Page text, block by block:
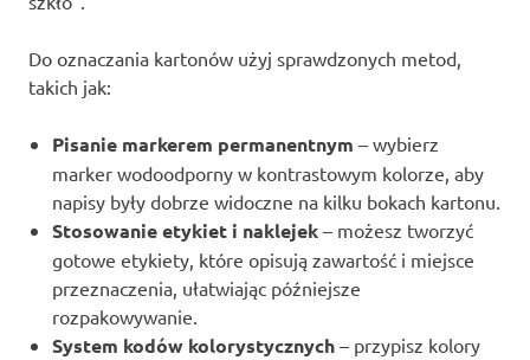
Do oznaczania kartonów użyj sprawdzonych metod,
takich jak:
Pisanie markerem permanentnym – wybierz
marker wodoodporny w kontrastowym kolorze, aby
napisy były dobrze widoczne na kilku bokach kartonu.
Stosowanie etykiet i naklejek – możesz tworzyć
gotowe etykiety, które opisują zawartość i miejsce
przeznaczenia, ułatwiając późniejsze
rozpakowywanie.
System kodów kolorystycznych – przypisz kolory